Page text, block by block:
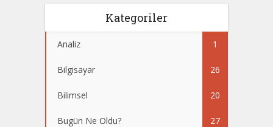
Kategoriler
Analiz 1
Bilgisayar 26
Bilimsel 20
Bugün Ne Oldu? 27